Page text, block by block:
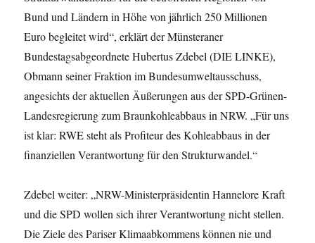
Bund und Ländern in Höhe von jährlich 250 Millionen
Euro begleitet wird“, erklärt der Münsteraner
Bundestagsabgeordnete Hubertus Zdebel (DIE LINKE),
Obmann seiner Fraktion im Bundesumweltausschuss,
angesichts der aktuellen Äußerungen aus der SPD-Grünen-
Landesregierung zum Braunkohleabbaus in NRW. „Für uns
ist klar: RWE steht als Profiteur des Kohleabbaus in der
finanziellen Verantwortung für den Strukturwandel.“
Zdebel weiter: „NRW-Ministerpräsidentin Hannelore Kraft
und die SPD wollen sich ihrer Verantwortung nicht stellen.
Die Ziele des Pariser Klimaabkommens können nie und